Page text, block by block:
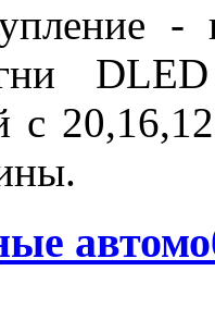
-
с